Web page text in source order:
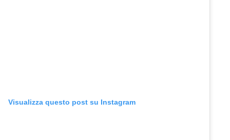
Visualizza questo post su Instagram